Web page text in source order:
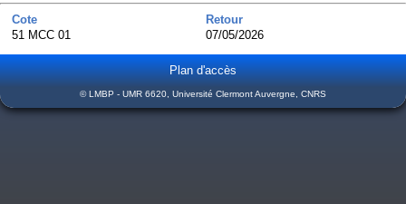
Cote
Retour
51 MCC 01
07/05/2026
Plan d'accès
© LMBP - UMR 6620, Université Clermont Auvergne, CNRS